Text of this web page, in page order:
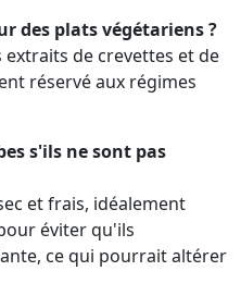
des plats végétariens ?
de crevettes et de
réservé aux régimes
s'ils ne sont pas
et frais, idéalement
éviter qu'ils
ce qui pourrait altérer